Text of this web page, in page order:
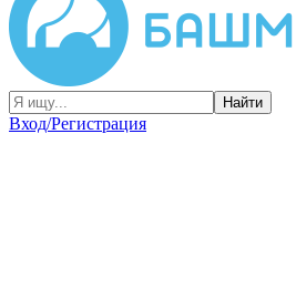
Найти
Вход/Регистрация